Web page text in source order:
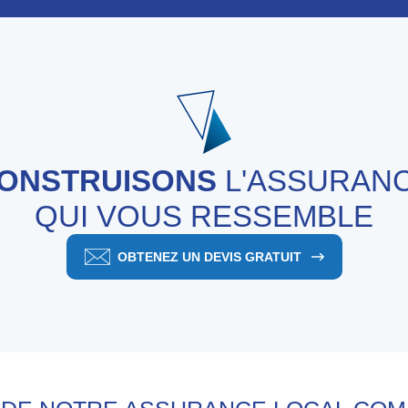
QUI VOUS RESSEMBLE
OBTENEZ UN DEVIS GRATUIT